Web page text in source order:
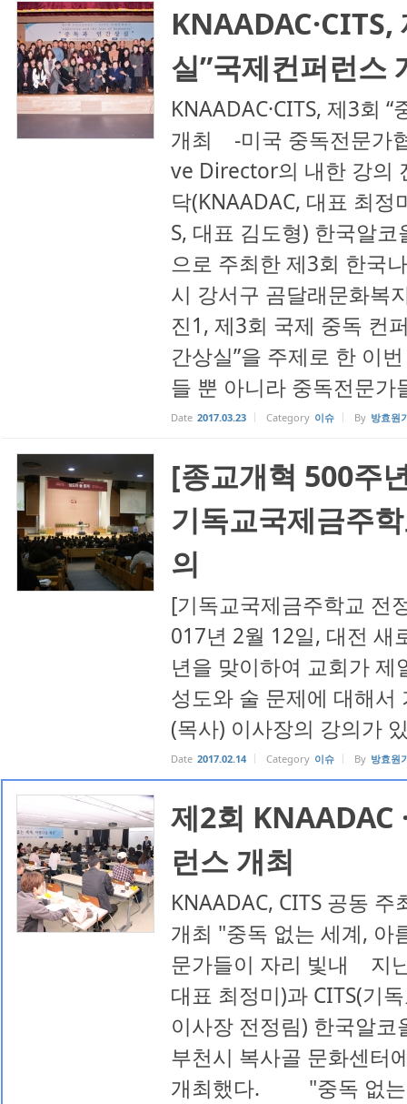
실”국제컨퍼런스
KNAADAC·CITS, 제3회
개최 -미국 중독전문가
ve Director의 내한 강
닥(KNAADAC, 대표 최
S, 대표 김도형) 한국알
으로 주최한 제3회 한국
시 강서구 곰달래문화
진1, 제3회 국제 중독
간상실”을 주제로 한 이
들 뿐 아니라 중독전문가
Date 2017.03.23 Category 이슈 By 방효원
[종교개혁 500주
기독교국제금주
의
[기독교국제금주학교 전
017년 2월 12일, 대전 새
년을 맞이하여 교회가
성도와 술 문제에 대해
(목사) 이사장의 강의가
Date 2017.02.14 Category 이슈 By 방효원
제2회 KNAADAC
런스 개최
KNAADAC, CITS 공동
개최 "중독 없는 세계, 아
문가들이 자리 빛내 지
대표 최정미)과 CITS(기
이사장 전정림) 한국알
부천시 복사골 문화센터
개최했다. "중독 없는